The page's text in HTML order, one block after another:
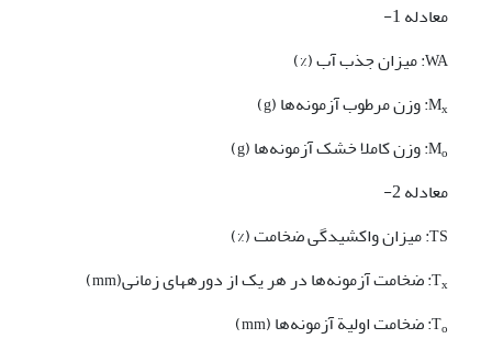
معادله 1-
WA: میزان جذب آب (%)
Mx : وزن مرطوب آزمونه‌ها (g
)
Mo : وزن کاملا خشک آزمونه‌ها (g
)
معادله 2-
TS: میزان واکشیدگی ضخامت (%)
Tx : ضخامت آزمونه‌ها در هر یک از دوره­های زمانی(
mm
)
To : ضخامت اولیة آزمونه‌ها (mm
)